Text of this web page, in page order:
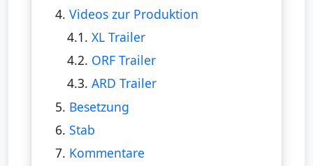
4. Videos zur Produktion
4.1.XL Trailer
4.2. ORF Trailer
4.3.ARD Trailer
5. Besetzung
6. Stab
7. Kommentare